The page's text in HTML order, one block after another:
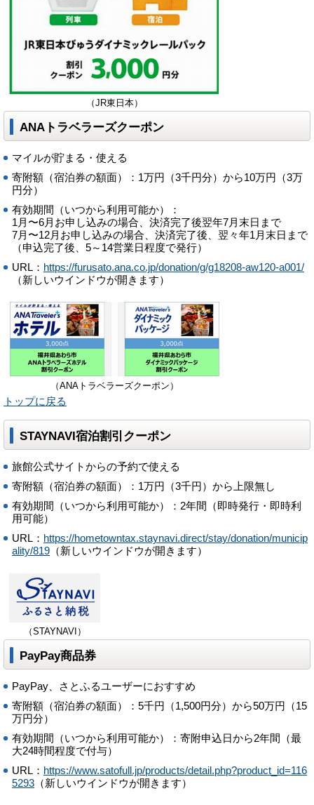
（JR東日本）
ANAトラベラーズクーポン
マイルが貯まる・使える
寄附額（宿泊券の額面）：1万円（3千円分）から10万円（3万
円分）
有効期間（いつから利用可能か）：
1月〜6月お申し込みの場合、決済完了後翌年7月末日まで
7月〜12月お申し込みの場合、決済完了後、翌々年1月末日まで
（申込完了後、5～14営業日程度で発行）
URL： https://furusato.ana.co.jp/donation/g/g18208-aw120-a001/
（新しいウインドウが開きます）
（ANAトラベラーズクーポン）
トップに戻る
STAYNAVI宿泊割引クーポン
旅館公式サイトからの予約で使える
寄附額（宿泊券の額面）：1万円（3千円）から上限無し
有効期間（いつから利用可能か）：2年間（即時発行・即時利
用可能）
URL： https://hometowntax.staynavi.direct/stay/donation/municip
ality/819 （新しいウインドウが開きます）
（STAYNAVI）
PayPay商品券
PayPay、さとふるユーザーにおすすめ
寄附額（宿泊券の額面）：5千円（1,500円分）から50万円（15
万円分）
有効期間（いつから利用可能か）：寄附申込日から2年間（最
大24時間程度で付与）
URL： https://www.satofull.jp/products/detail.php?product_id=116
5293 （新しいウインドウが開きます）